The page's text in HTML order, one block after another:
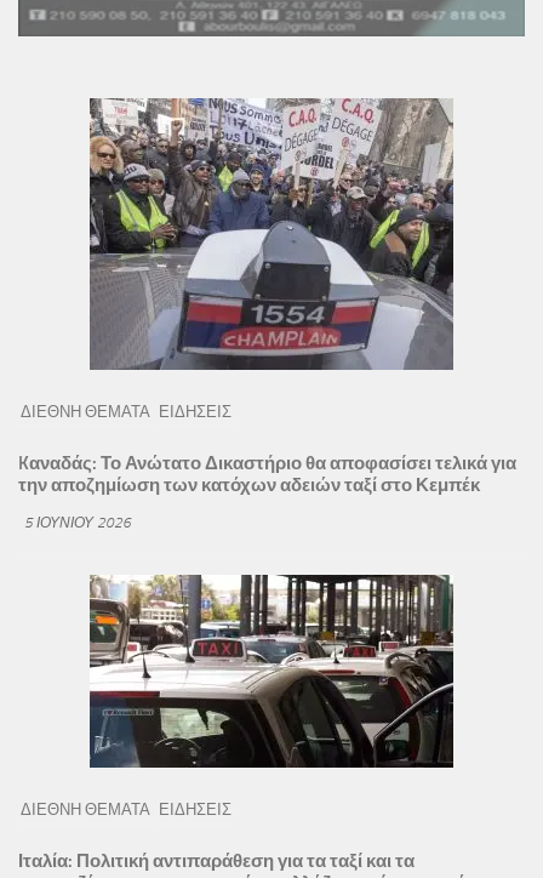
ΔΙΕΘΝΗ ΘΕΜΑΤΑ ΕΙΔΗΣΕΙΣ
Kαναδάς: Το Ανώτατο Δικαστήριο θα αποφασίσει τελικά για
την αποζημίωση των κατόχων αδειών ταξί στο Κεμπέκ
5 ΙΟΥΝΊΟΥ 2026
ΔΙΕΘΝΗ ΘΕΜΑΤΑ ΕΙΔΗΣΕΙΣ
Ιταλία: Πολιτική αντιπαράθεση για τα ταξί και τα